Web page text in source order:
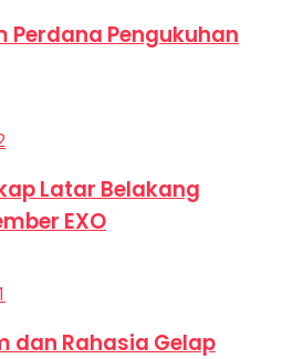
Perdana Pengukuhan
Latar Belakang
EXO
dan Rahasia Gelap